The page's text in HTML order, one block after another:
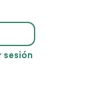
sesión